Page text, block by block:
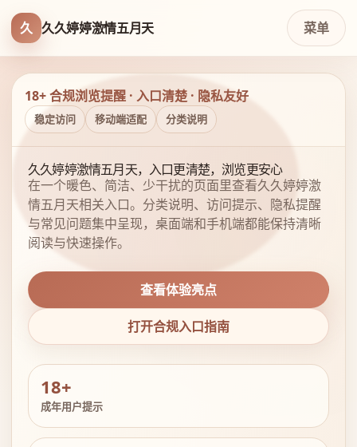
久 久久婷婷激情五月天 菜单
18+ 合规浏览提醒 · 入口清楚 · 隐私友好
稳定访问 移动端适配 分类说明
久久婷婷激情五月天，入口更清楚，浏览更安心
在一个暖色、简洁、少干扰的页面里查看久久婷婷激
情五月天相关入口。分类说明、访问提示、隐私提醒
与常见问题集中呈现，桌面端和手机端都能保持清晰
阅读与快速操作。
查看体验亮点
打开合规入口指南
18+
成年用户提示